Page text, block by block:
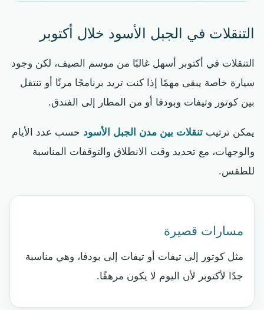
التنقلات في الجبل الأسود خلال أكتوبر
التنقلات في أكتوبر أسهل غالبًا من موسم الصيف، لكن وجود
سيارة خاصة يبقى مهمًا إذا كنت تريد برنامجًا مرنًا أو تنتقل
بين كوتور وتيفات وبودفا أو من المطار إلى الفندق.
يمكن ترتيب تنقلات بين مدن الجبل الأسود حسب عدد الأيام
والوجهات، مع تحديد وقت الانطلاق والتوقفات المناسبة
للطقس.
مسارات قصيرة
مثل كوتور إلى تيفات أو تيفات إلى بودفا، وهي مناسبة
جدًا لأكتوبر لأن اليوم لا يكون مرهقًا.